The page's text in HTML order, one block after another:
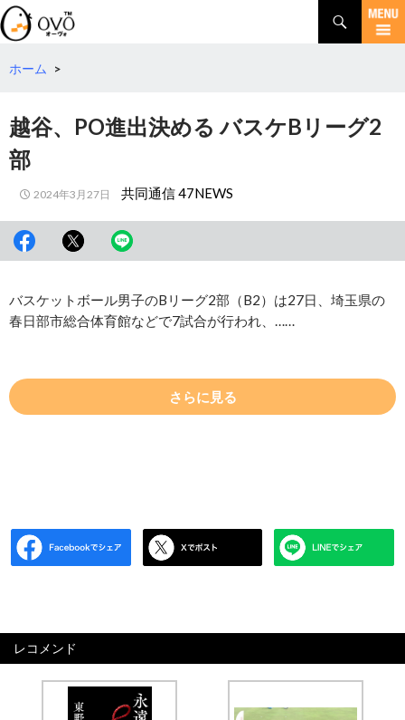
検
索
コ
テ
へ
動
ホーム >
越谷、PO進出決める バスケBリーグ2
部
2024年3月27日 共同通信 47NEWS
バスケットボール男子のBリーグ2部（B2）は27日、埼玉県の
春日部市総合体育館などで7試合が行われ、……
さらに見る
レコメンド